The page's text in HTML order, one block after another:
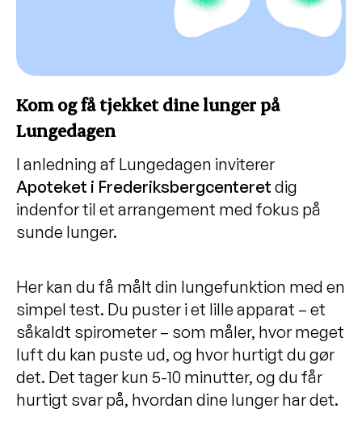
Kom og få tjekket dine lunger på
Lungedagen
I anledning af Lungedagen inviterer
Apoteket i Frederiksbergcenteret dig
indenfor til et arrangement med fokus på
sunde lunger.
Her kan du få målt din lungefunktion med en
simpel test. Du puster i et lille apparat – et
såkaldt spirometer – som måler, hvor meget
luft du kan puste ud, og hvor hurtigt du gør
det. Det tager kun 5-10 minutter, og du får
hurtigt svar på, hvordan dine lunger har det.